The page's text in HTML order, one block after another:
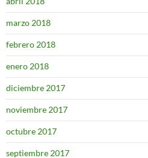
marzo 2018
febrero 2018
enero 2018
diciembre 2017
noviembre 2017
octubre 2017
septiembre 2017